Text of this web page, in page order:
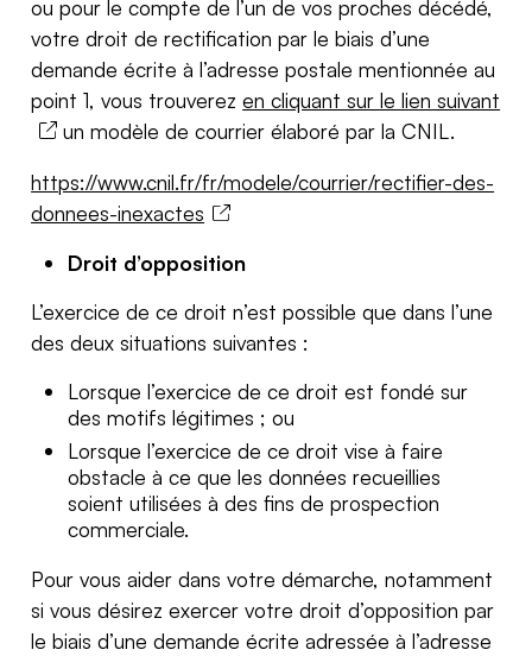
ou pour le compte de l’un de vos proches décédé,
votre droit de rectification par le biais d’une
demande écrite à l’adresse postale mentionnée au
point 1, vous trouverezen cliquant sur le lien suivant
un modèle de courrier élaboré par la CNIL.
https://www.cnil.fr/fr/modele/courrier/rectifier-des-
donnees-inexactes
Droit d’opposition
L’exercice de ce droit n’est possible que dans l’une
des deux situations suivantes :
Lorsque l’exercice de ce droit est fondé sur
des motifs légitimes ; ou
Lorsque l’exercice de ce droit vise à faire
obstacle à ce que les données recueillies
soient utilisées à des fins de prospection
commerciale.
Pour vous aider dans votre démarche, notamment
si vous désirez exercer votre droit d’opposition par
le biais d’une demande écrite adressée à l’adresse